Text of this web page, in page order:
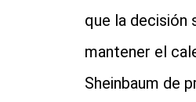
que la decisión
mantener el
Sheinbaum de